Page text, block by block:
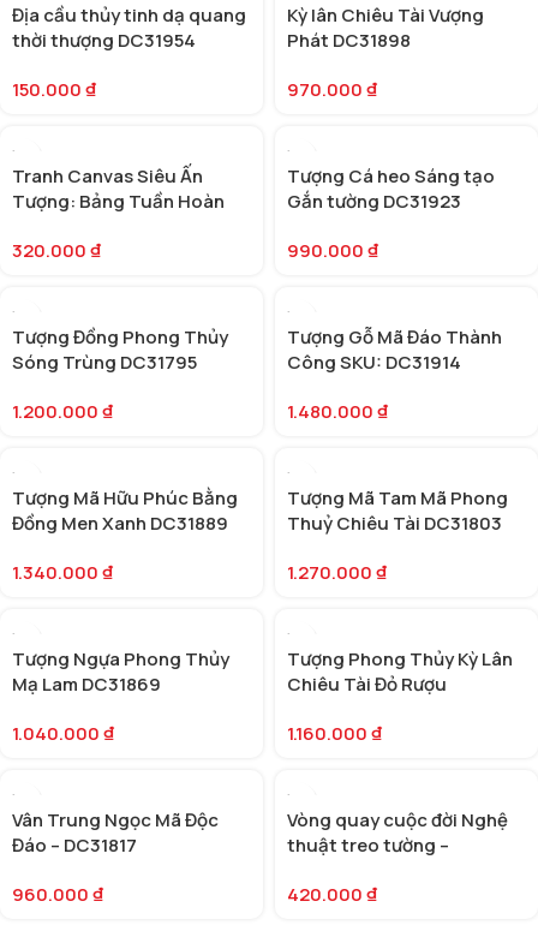
Địa cầu thủy tinh dạ quang
thời thượng DC31954
150.000₫
Kỳ lân Chiêu Tài Vượng
Phát DC31898
970.000₫
Tranh Canvas Siêu Ấn
Tượng: Bảng Tuần Hoàn
DC31960)
320.000₫
Tượng Cá heo Sáng tạo
Gắn tường DC31923
990.000₫
Tượng Đồng Phong Thủy
Sóng Trùng DC31795
1.200.000₫
Tượng Gỗ Mã Đáo Thành
Công SKU: DC31914
1.480.000₫
Tượng Mã Hữu Phúc Bằng
Đồng Men Xanh DC31889
1.340.000₫
Tượng Mã Tam Mã Phong
Thuỷ Chiêu Tài DC31803
1.270.000₫
Tượng Ngựa Phong Thủy
Mạ Lam DC31869
1.040.000₫
Tượng Phong Thủy Kỳ Lân
Chiêu Tài Đỏ Rượu
1.160.000₫
Vân Trung Ngọc Mã Độc
Đáo – DC31817
960.000₫
Vòng quay cuộc đời Nghệ
thuật treo tường –
420.000₫